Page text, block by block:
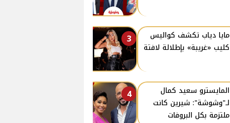
3
مايا دياب تكشف كواليس
كليب «غريبة» بإطلالة لافتة
4
المايسترو سعيد كمال
لـ"وشوشة": شيرين كانت
ملتزمة بكل البروفات